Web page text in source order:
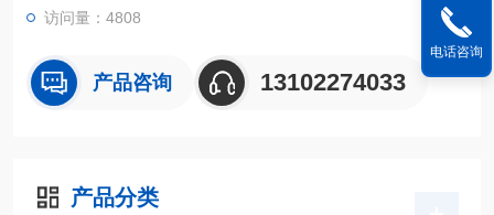
访问量：4808
产品咨询 13102274033
产品分类
电话咨询